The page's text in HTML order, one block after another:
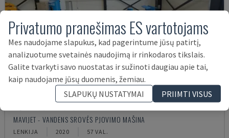
MJT-W53D- 4020
MAVIJET - VANDENS SROVĖS PJOVIMO MAŠINA
LENKIJA 2020 57 VAL.
Privatumo pranešimas ES vartotojams
Mes naudojame slapukus, kad pagerintume jūsų patirtį,
analizuotume svetainės naudojimą ir rinkodaros tikslais.
Galite tvarkyti savo nuostatas ir sužinoti daugiau apie tai,
kaip naudojame jūsų duomenis, žemiau.
SLAPUKŲ NUSTATYMAI
PRIIMTI VISUS